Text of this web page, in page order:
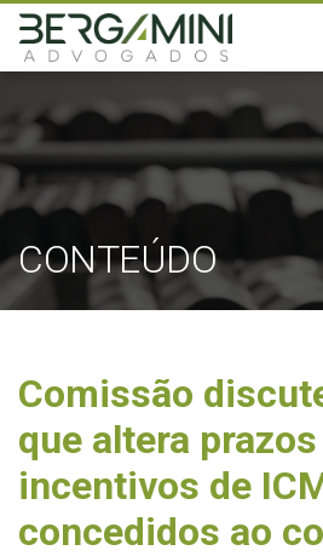
CONTEÚDO
Comissão
que altera
incentivos de
concedidos ao